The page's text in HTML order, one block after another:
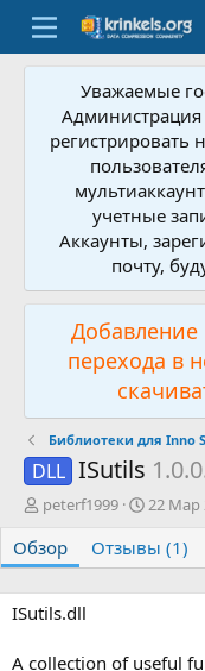
Уважаемые
Администрация
регистрировать
учетные
Аккаунты,
почту,
Добавление
перехода в
Библиотеки для Inno
DLL ISutils
А
т
о
р
peterf1999
Д
т
а
с
22 Мар
Обзор Отзывы (1)
ISutils.dll
A collection of useful